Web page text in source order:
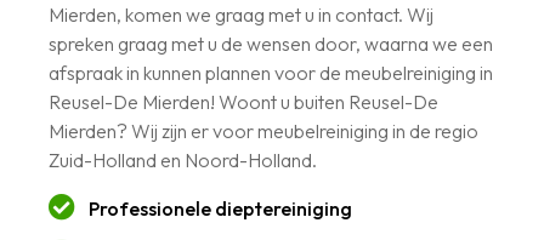
Mierden, komen we graag met u in contact. Wij
spreken graag met u de wensen door, waarna we een
afspraak in kunnen plannen voor de meubelreiniging in
Reusel-De Mierden! Woont u buiten Reusel-De
Mierden? Wij zijn er voor meubelreiniging in de regio
Zuid-Holland en Noord-Holland.
Professionele dieptereiniging